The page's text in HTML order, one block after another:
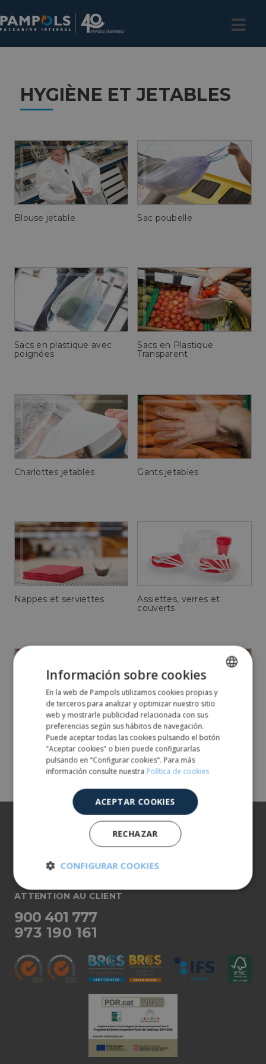
HYGIÈNE ET JETABLES
Blouse jetable Sac poubelle
Sacs en plastique avec
poignées
Sacs en Plastique
Transparent
Charlottes jetables Gants jetables
Nappes et serviettes
Assiettes, verres et
couverts
Papier cellulosique
Porte-bobine et porte-
rouleau
À propos de nous
Plus d'informations
ATTENTION AU CLIENT
900 401 777
973 190 161
SPANISH
ENGLISH
Información sobre cookies
En la web de Pampols utilizamos cookies propias y
de terceros para analizar y optimizar nuestro sitio
web y mostrarle publicidad relacionada con sus
preferencias según sus hábitos de navegación.
Puede aceptar todas las cookies pulsando el botón
"Aceptar cookies" o bien puede configurarlas
pulsando en "Configurar cookies". Para más
información consulte nuestra Política de cookies
ACEPTAR COOKIES
RECHAZAR
CONFIGURAR COOKIES
Cookies
estrictamente
necesarias
Cookies de
Cookies de
preferencias
Cookies de
funcionalidad
Cookies no clasificadas